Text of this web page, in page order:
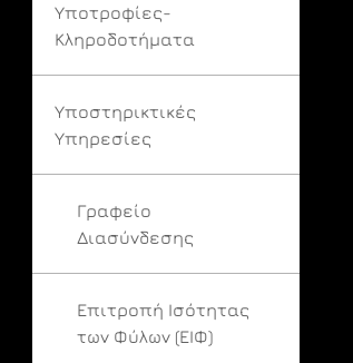
Υποτροφίες-
Κληροδοτήματα
Υποστηρικτικές
Υπηρεσίες
Γραφείο
Διασύνδεσης
Επιτροπή Ισότητας
των Φύλων (ΕΙΦ)